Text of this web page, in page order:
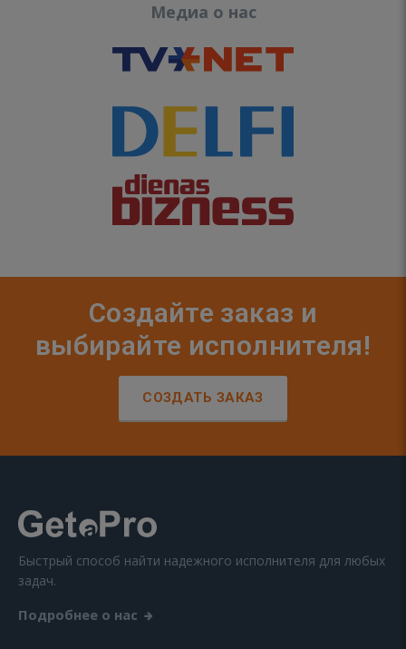
Медиа о нас
Создайте заказ и
выбирайте исполнителя!
СОЗДАТЬ ЗАКАЗ
Быстрый способ найти надежного исполнителя для любых
задач.
Подробнее о нас